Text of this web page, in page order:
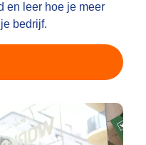
en leer hoe je meer
bedrijf.